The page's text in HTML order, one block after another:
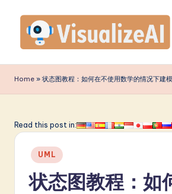
content
is
u
li
e
Home » 状态图教程：如何在不使用数学的情况下建
Read this post in:
Posted
in
UML
状态图教程：如